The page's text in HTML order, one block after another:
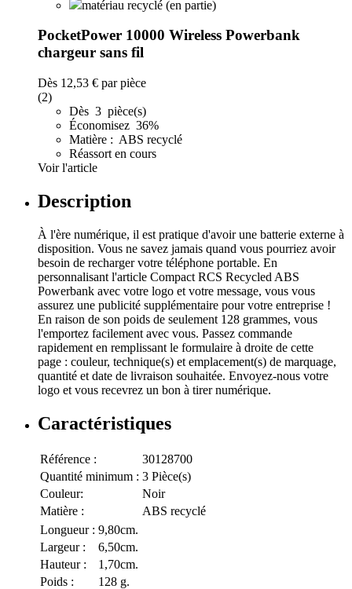
matériau recyclé (en partie)
PocketPower 10000 Wireless Powerbank
chargeur sans fil
Dès 12,53 € par pièce
(2)
Dès 3 pièce(s)
Économisez 36%
Matière : ABS recyclé
Réassort en cours
Voir l'article
Description
À l'ère numérique, il est pratique d'avoir une batterie externe à
disposition. Vous ne savez jamais quand vous pourriez avoir
besoin de recharger votre téléphone portable. En
personnalisant l'article Compact RCS Recycled ABS
Powerbank avec votre logo et votre message, vous vous
assurez une publicité supplémentaire pour votre entreprise !
En raison de son poids de seulement 128 grammes, vous
l'emportez facilement avec vous. Passez commande
rapidement en remplissant le formulaire à droite de cette
page : couleur, technique(s) et emplacement(s) de marquage,
quantité et date de livraison souhaitée. Envoyez-nous votre
logo et vous recevrez un bon à tirer numérique.
Caractéristiques
Référence :
30128700
Quantité minimum : 3 Pièce(s)
Couleur:
Noir
Matière :
ABS recyclé
Longueur : 9,80cm.
Largeur :
6,50cm.
Hauteur :
1,70cm.
Poids :
128 g.